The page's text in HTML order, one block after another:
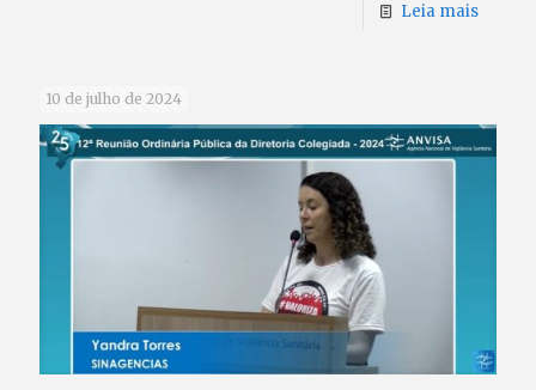
Leia mais
10 de julho de 2024